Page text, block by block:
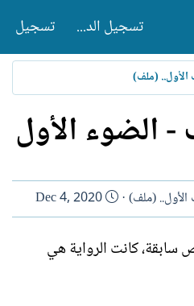
تسجيل الدخول تسجيل
الأول.. (ملف)
- الضوء الأول
الأول.. (ملف)
ت
ا
ر
ي
Dec 4, 2020
كانت الرواية هي